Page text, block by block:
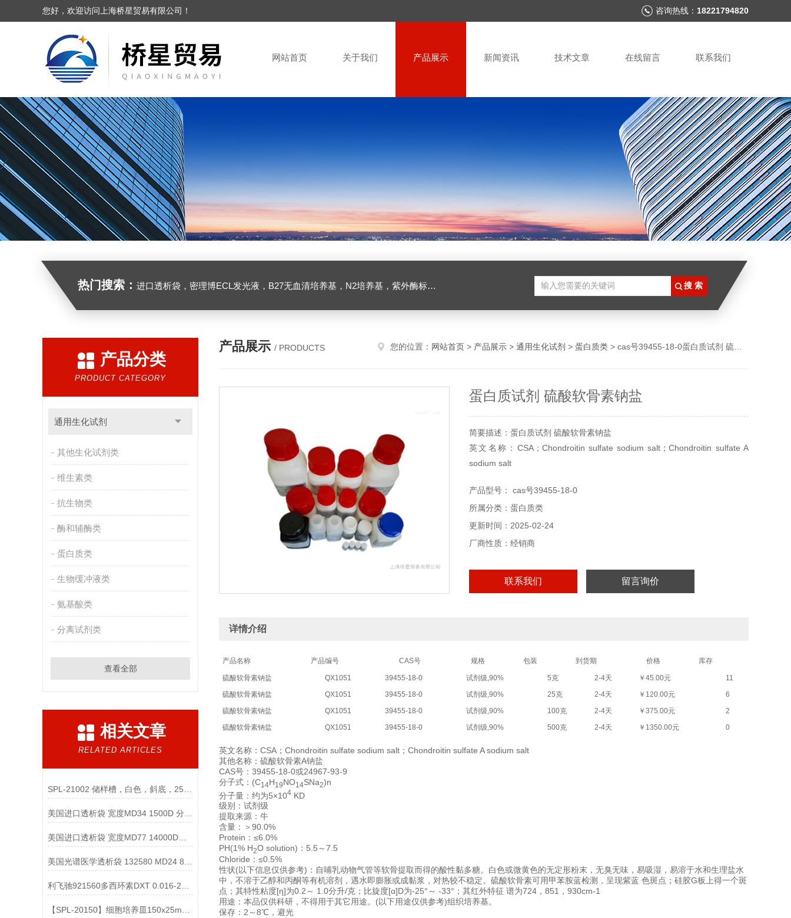
您好，欢迎访问上海桥星贸易有限公司！ 咨询热线： 18221794820
网站首页 关于我们 产品展示 新闻资讯 技术文章 在线留言 联系我们
热门搜索： 进口透析袋，密理博ECL发光液，B27无血清培养基，N2培养基，紫外酶标板，Gibco胶原酶，Trizol一步法试剂，反转录酶试剂盒，脂质体2000转染试剂，Roche原装潮霉素B
产品分类
PRODUCT CATEGORY
通用生化试剂
其他生化试剂类
维生素类
抗生物类
酶和辅酶类
蛋白质类
生物缓冲液类
氨基酸类
分离试剂类
查看全部
相关文章
RELATED ARTICLES
美国进口透析袋 宽度MD77 14000D分子量5.0米/卷 238元
产品展示 / PRODUCTS 您的位置： 网站首页 > 产品展示 > 通用生化试剂 > 蛋白质类 > cas号39455-18-0蛋白质试剂 硫酸软骨素钠盐
蛋白质试剂 硫酸软骨素钠盐
简要描述：蛋白质试剂 硫酸软骨素钠盐
英文名称：CSA；Chondroitin sulfate sodium salt；Chondroitin sulfate A
sodium salt
CAS号：39455-18-0或24967-93-9
产品型号： cas号39455-18-0
所属分类：蛋白质类
更新时间：2025-02-24
厂商性质：经销商
联系我们 留言询价
详情介绍
产品名称 产品编号 CAS号 规格 包装 到货期 价格 库存
硫酸软骨素钠盐 QX1051 39455-18-0 试剂级,90% 5克 2-4天 ￥45.00元
11
硫酸软骨素钠盐
QX1051 39455-18-0 试剂级,90% 25克 2-4天 ￥120.00元
6
硫酸软骨素钠盐
QX1051 39455-18-0 试剂级,90% 100克 2-4天 ￥375.00元
2
硫酸软骨素钠盐
QX1051 39455-18-0 试剂级,90% 500克 2-4天 ￥1350.00元 0
英文名称：CSA；Chondroitin sulfate sodium salt；Chondroitin sulfate A sodium salt
其他名称：硫酸软骨素A钠盐
CAS号：39455-18-0或24967-93-9
分子式：(C14H19NO14SNa2)n
分子量：约为5×104 KD
级别：试剂级
提取来源：牛
含量：＞90.0%
Protein：≤6.0%
PH(1% H2O solution)：5.5～7.5
Chloride：≤0.5%
性状(以下信息仅供参考)：自哺乳动物气管等软骨提取而得的酸性黏多糖。白色或微黄色的无定形粉末，无臭无味，易吸湿，易溶于水和生理盐水
中，不溶于乙醇和丙酮等有机溶剂，遇水即膨胀或成黏浆，对热较不稳定。硫酸软骨素可用甲苯胺蓝检测，呈现紫蓝 色斑点；硅胶G板上得一个斑
点；其特性粘度[η]为0.2～ 1.0分升/克；比旋度[α]D为-25°～ -33°；其红外特征 谱为724，851，930cm-1
用途：本品仅供科研，不得用于其它用途。(以下用途仅供参考)组织培养基。
保存：2～8℃，避光